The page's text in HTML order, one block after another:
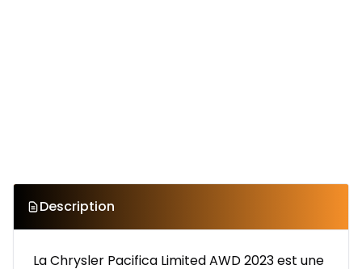
Description
La Chrysler Pacifica Limited AWD 2023 est une